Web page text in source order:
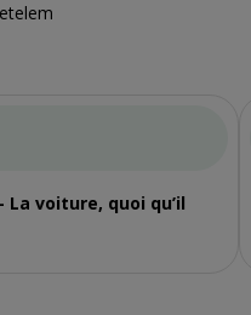
La voiture, quoi qu’il